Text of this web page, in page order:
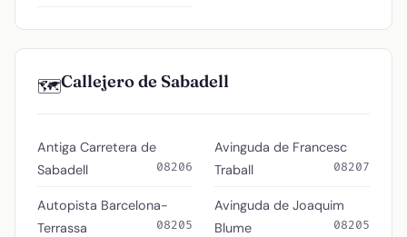
🗺️Callejero de Sabadell
Antiga Carretera de
Sabadell
08206
Autopista Barcelona-
Terrassa
08205
Avinguda de Francesc
Traball
08207
Avinguda de Joaquim
Blume
08205